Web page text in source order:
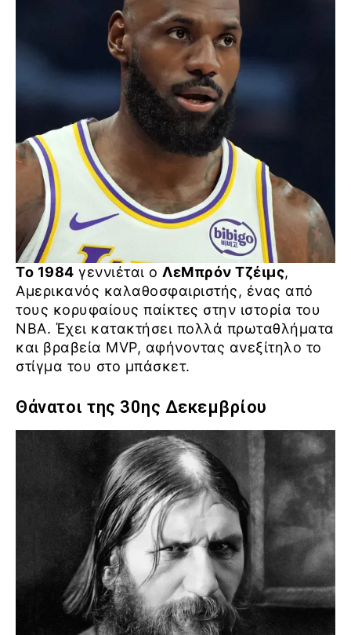
Το 1984 γεννιέται ο ΛεΜπρόν Τζέιμς,
Αμερικανός καλαθοσφαιριστής, ένας από
τους κορυφαίους παίκτες στην ιστορία του
NBA. Έχει κατακτήσει πολλά πρωταθλήματα
και βραβεία MVP, αφήνοντας ανεξίτηλο το
στίγμα του στο μπάσκετ.
Θάνατοι της 30ης Δεκεμβρίου